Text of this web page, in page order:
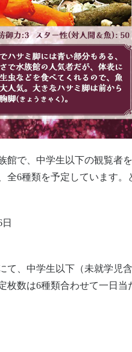
館で、中学生以下の観覧者
全6種類を予定しています
て、中学生以下（未就学児
枚数は6種類合わせて一日